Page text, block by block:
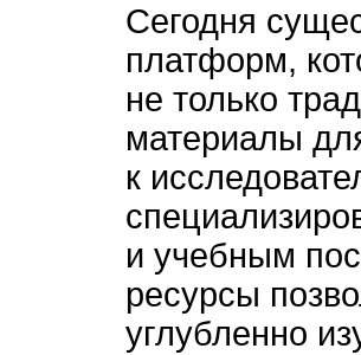
Сегодня
платформ,
не только
материалы
к
и учебным
ресурсы
углубленно